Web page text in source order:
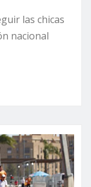
las chicas
nacional